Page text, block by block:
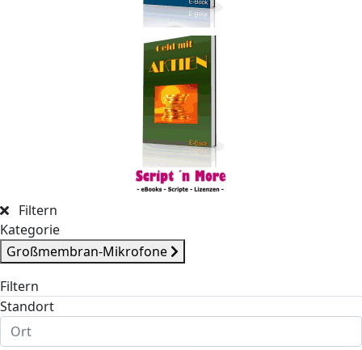
Filtern
Kategorie
Groß­mem­bran-Mikro­fone
Filtern
Standort